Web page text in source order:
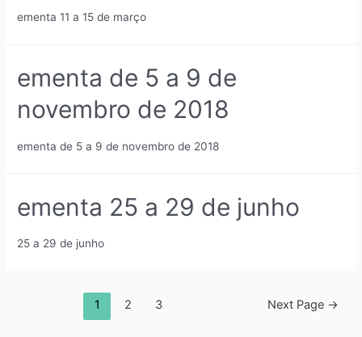
ementa 11 a 15 de março
ementa de 5 a 9 de
novembro de 2018
ementa de 5 a 9 de novembro de 2018
ementa 25 a 29 de junho
25 a 29 de junho
1 2 3 Next Page →